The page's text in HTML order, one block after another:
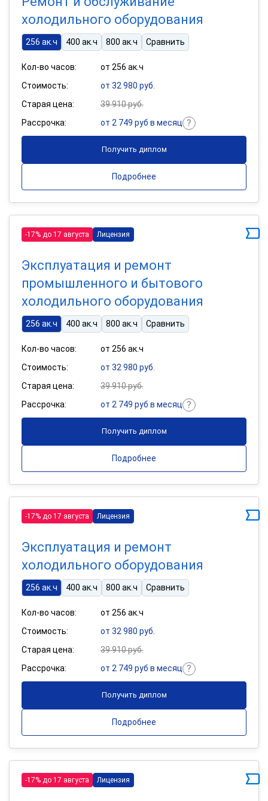
холодильного оборудования
256 ак.ч 400 ак.ч 800 ак.ч Сравнить
Кол-во часов:
от 256 ак.ч
Стоимость:
от 32 980 руб.
Старая цена:
39 910 руб.
Рассрочка:
от 2 749 руб в месяц
Получить диплом
Подробнее
-17% до 17 августа Лицензия
Эксплуатация и ремонт
промышленного и бытового
холодильного оборудования
256 ак.ч 400 ак.ч 800 ак.ч Сравнить
Кол-во часов:
от 256 ак.ч
Стоимость:
от 32 980 руб.
Старая цена:
39 910 руб.
Рассрочка:
от 2 749 руб в месяц
Получить диплом
Подробнее
-17% до 17 августа Лицензия
Эксплуатация и ремонт
холодильного оборудования
256 ак.ч 400 ак.ч 800 ак.ч Сравнить
Кол-во часов:
от 256 ак.ч
Стоимость:
от 32 980 руб.
Старая цена:
39 910 руб.
Рассрочка:
от 2 749 руб в месяц
Получить диплом
Подробнее
-17% до 17 августа Лицензия